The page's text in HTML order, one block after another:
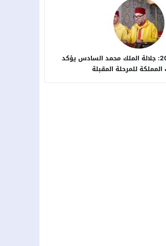
خطاب العرش 2026: جلالة الملك محمد السادس يؤكد
المملكة للمرحلة المقبلة